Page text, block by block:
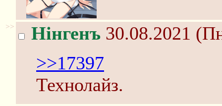
>> Нінгенъ 30.08.2021
>>17397
Технолайз.